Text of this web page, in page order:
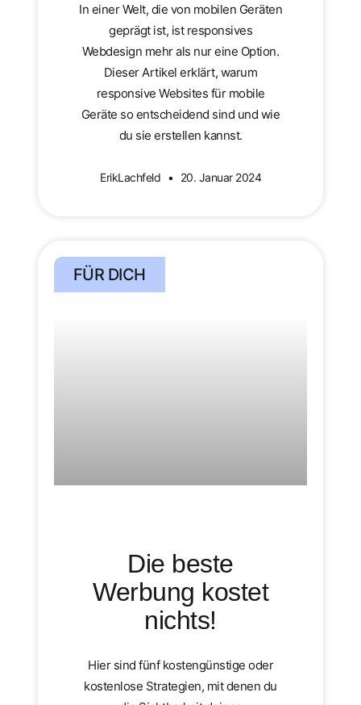
In einer Welt, die von mobilen Geräten
geprägt ist, ist responsives
Webdesign mehr als nur eine Option.
Dieser Artikel erklärt, warum
responsive Websites für mobile
Geräte so entscheidend sind und wie
du sie erstellen kannst.
ErikLachfeld 20. Januar 2024
FÜR DICH
Die beste
Werbung kostet
nichts!
Hier sind fünf kostengünstige oder
kostenlose Strategien, mit denen du